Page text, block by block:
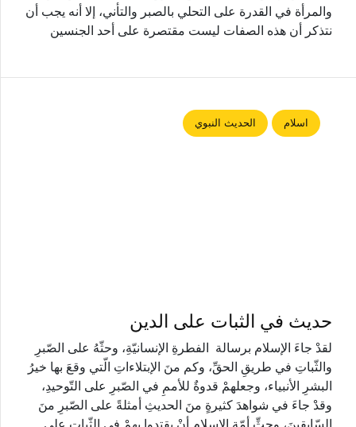
والمرأة في القدرة على التحلي بالصبر والتأني، إلا أنه يجب أن
نتذكر أن هذه الصفات ليست مقتصرة على أحد الجنسين
اسلام الحديث النبوي
حديث في الثبات على الدين
لقدْ جاءَ الإسلام برسالة الفطرةِ الإنسانيّةِ، وحثّهُ على الصّبرِ
والثّباتِ في طريقِ الحقِّ، وكم منَ الإبتلاءاتِ الّتي وقعَ بها خيرُ
البشرِ الأنبياء، وجعلهمْ قدوةٌ للأممِ في الصّبرِ على التّوحيدِ،
وقدْ جاءَ في شواهدَ كثيرةٍ منَ الحديثِ أمثلةً على الصّبرِ منَ
السّابقينَ، وحثِّ أمّةِ الإسلامِ أنْ يقتدوا بهمْ في الثّباتِ على